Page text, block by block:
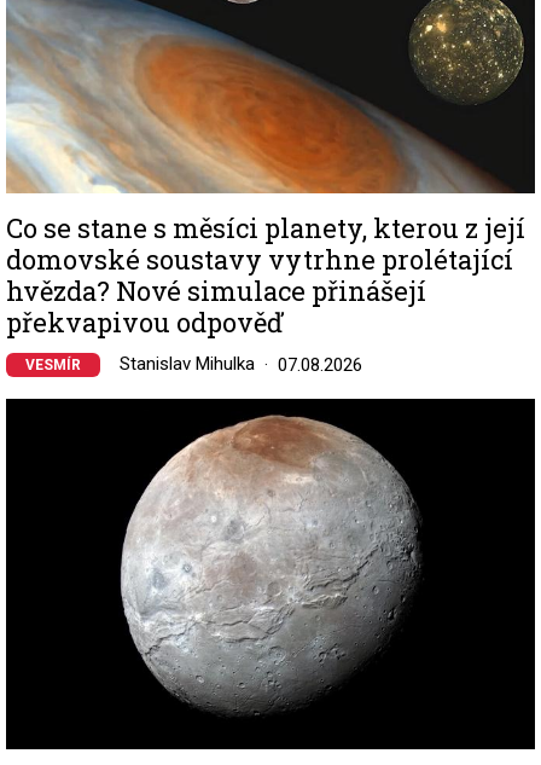
Co se stane s měsíci planety, kterou z její
domovské soustavy vytrhne prolétající
hvězda? Nové simulace přinášejí
překvapivou odpověď
VESMÍR Stanislav Mihulka 07.08.2026